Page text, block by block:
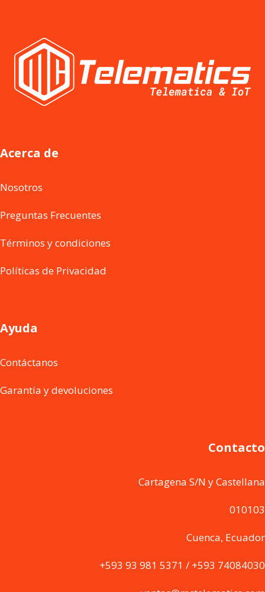
Acerca de
Nosotros
Preguntas Frecuentes
Términos y condiciones
Políticas de Privacidad
Ayuda
Contáctanos
Garantía y devoluciones
Contacto
Cartagena S/N y Castellana
010103
Cuenca, Ecuador
+593 93 981 5371 / +593 74084030